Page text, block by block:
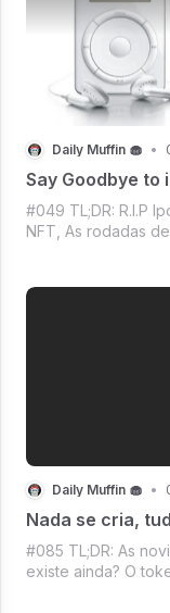
Daily Muffin 🧁 •
Say Goodbye to
#049 TL;DR: R.I.P
NFT, As rodadas
Daily Muffin 🧁 •
Nada se cria,
#085 TL;DR: As
existe ainda? O